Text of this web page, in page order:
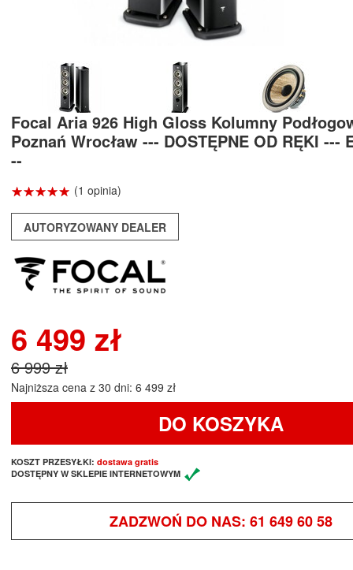
Focal Aria 926 High Gloss Kolumny
Poznań Wrocław --- DOSTĘPNE OD RĘKI ---
--
☆☆☆☆☆
★★★★★ (1 opinia)
AUTORYZOWANY DEALER
6 499 zł
6 999 zł
Najniższa cena z 30 dni: 6 499 zł
DO KOSZYKA
KOSZT PRZESYŁKI: dostawa gratis
DOSTĘPNY W SKLEPIE INTERNETOWYM
ZADZWOŃ DO NAS: 61 649 60 58